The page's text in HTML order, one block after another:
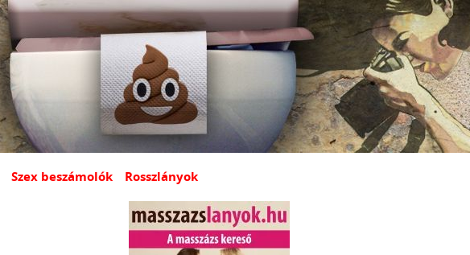
Szex beszámolók Rosszlányok